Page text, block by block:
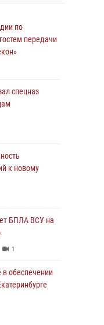
по
передачи
спецназ
к новому
БПЛА ВСУ на
1
в обеспечении